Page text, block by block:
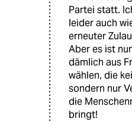
Partei statt.
leider auch
erneuter
Aber es ist
dämlich aus
wählen, die
sondern nur
die
bringt!